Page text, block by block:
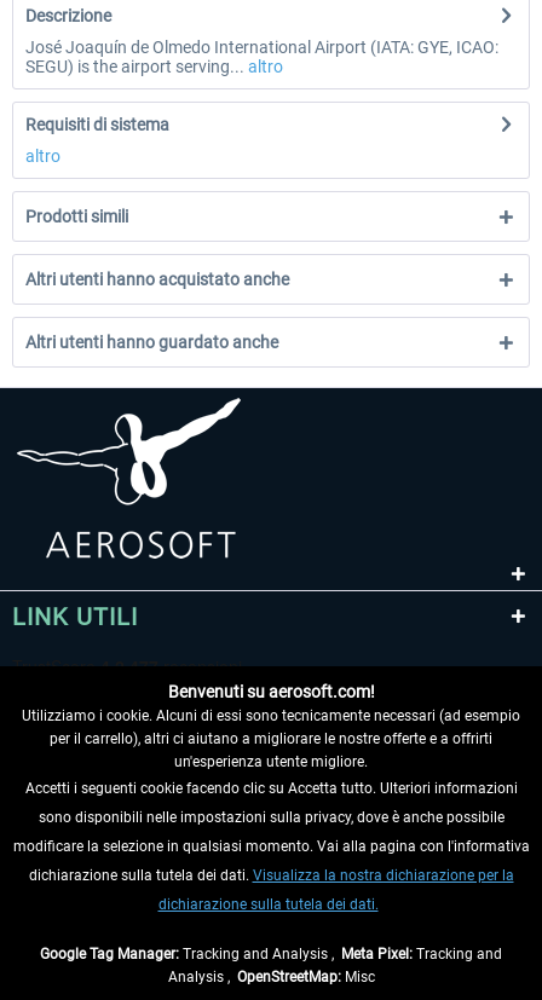
Descrizione
José Joaquín de Olmedo International Airport (IATA: GYE, ICAO:
SEGU) is the airport serving... altro
Requisiti di sistema
altro
Prodotti simili
Altri utenti hanno acquistato anche
Altri utenti hanno guardato anche
LINK UTILI
RECEDERE DAL CONTRATTO
INFORMAZIONI
Benvenuti su aerosoft.com!
Utilizziamo i cookie. Alcuni di essi sono tecnicamente necessari (ad esempio
per il carrello), altri ci aiutano a migliorare le nostre offerte e a offrirti
un'esperienza utente migliore.
Accetti i seguenti cookie facendo clic su Accetta tutto. Ulteriori informazioni
sono disponibili nelle impostazioni sulla privacy, dove è anche possibile
modificare la selezione in qualsiasi momento. Vai alla pagina con l'informativa
dichiarazione sulla tutela dei dati. Visualizza la nostra dichiarazione per la
dichiarazione sulla tutela dei dati.
Google Tag Manager: Tracking and Analysis , Meta Pixel: Tracking and
Analysis , OpenStreetMap:Misc